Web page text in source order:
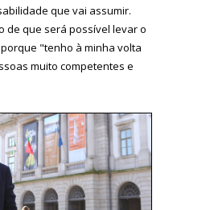
que vai assumir.
de que será possível levar o
"tenho à minha volta
muito competentes e